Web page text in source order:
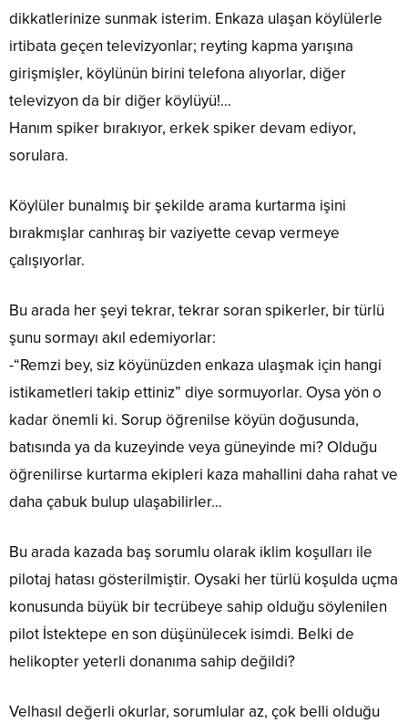
dikkatlerinize sunmak isterim. Enkaza ulaşan köylülerle
irtibata geçen televizyonlar; reyting kapma yarışına
girişmişler, köylünün birini telefona alıyorlar, diğer
televizyon da bir diğer köylüyü!…
Hanım spiker bırakıyor, erkek spiker devam ediyor,
sorulara.
Köylüler bunalmış bir şekilde arama kurtarma işini
bırakmışlar canhıraş bir vaziyette cevap vermeye
çalışıyorlar.
Bu arada her şeyi tekrar, tekrar soran spikerler, bir türlü
şunu sormayı akıl edemiyorlar:
-“Remzi bey, siz köyünüzden enkaza ulaşmak için hangi
istikametleri takip ettiniz” diye sormuyorlar. Oysa yön o
kadar önemli ki. Sorup öğrenilse köyün doğusunda,
batısında ya da kuzeyinde veya güneyinde mi? Olduğu
öğrenilirse kurtarma ekipleri kaza mahallini daha rahat ve
daha çabuk bulup ulaşabilirler…
Bu arada kazada baş sorumlu olarak iklim koşulları ile
pilotaj hatası gösterilmiştir. Oysaki her türlü koşulda uçma
konusunda büyük bir tecrübeye sahip olduğu söylenilen
pilot İstektepe en son düşünülecek isimdi. Belki de
helikopter yeterli donanıma sahip değildi?
Velhasıl değerli okurlar, sorumlular az, çok belli olduğu